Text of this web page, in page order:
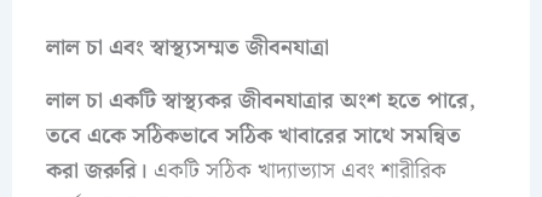
লাল চা এবং স্বাস্থ্যসম্মত জীবনযাত্রা
লাল চা একটি স্বাস্থ্যকর জীবনযাত্রার অংশ হতে পারে,
তবে একে সঠিকভাবে সঠিক খাবারের সাথে সমন্বিত
করা জরুরি। একটি সঠিক খাদ্যাভ্যাস এবং শারীরিক